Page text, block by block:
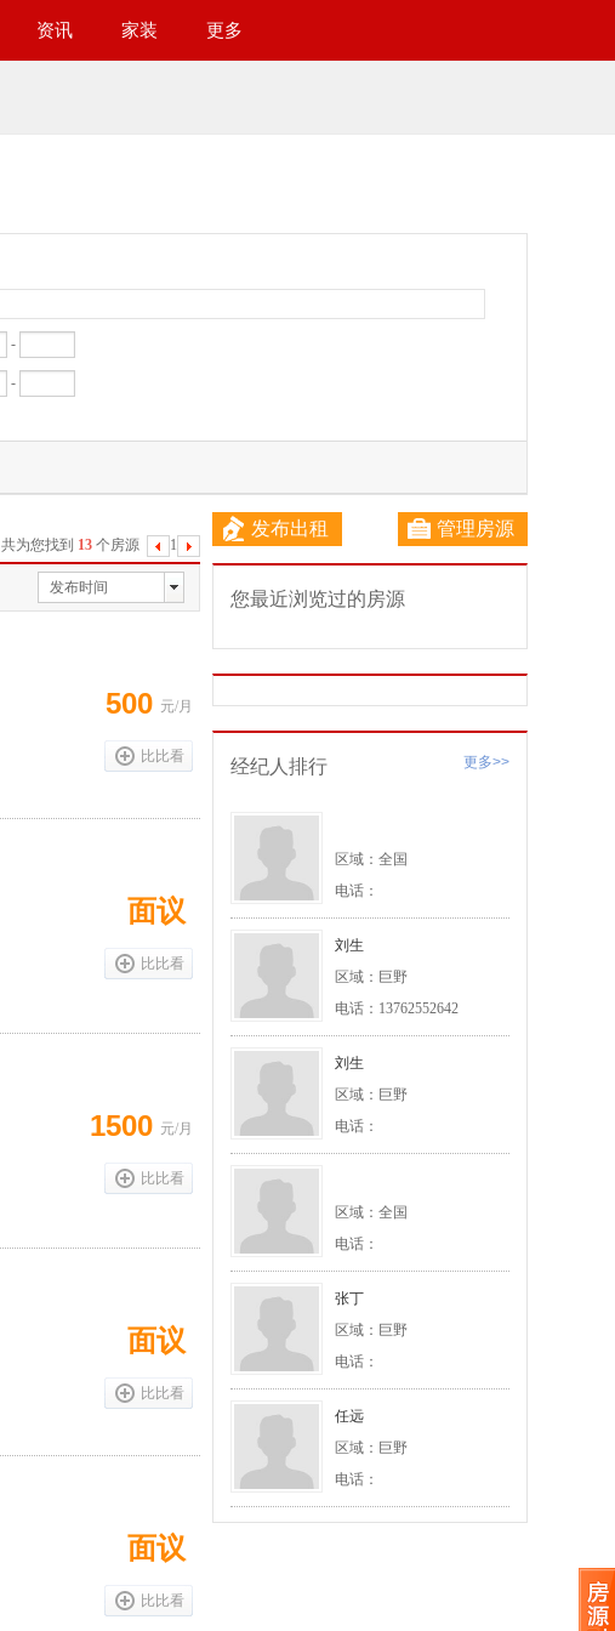
资讯 家装 更多
-
-
共为您找到 13 个房源 1
下
页
发布时间
500 元/月
比比看
面议
比比看
1500 元/月
比比看
面议
比比看
面议
比比看
发布出租 管理房源
您最近浏览过的房源
更多>>
经纪人排行
区域：全国
电话：
刘生
区域：巨野
电话：13762552642
刘生
区域：巨野
电话：
区域：全国
电话：
张丁
区域：巨野
电话：
任远
区域：巨野
电话：